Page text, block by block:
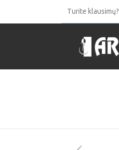
Turite klausimų?